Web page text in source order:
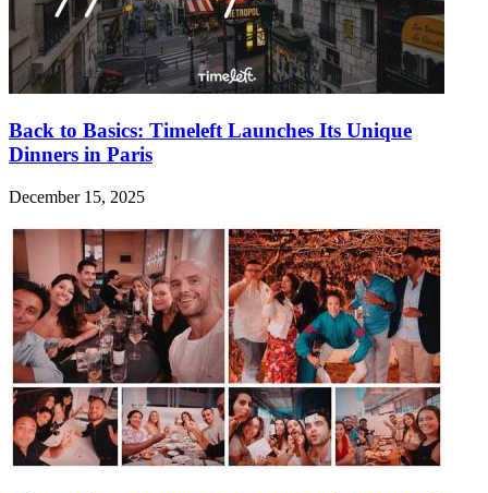
Back to Basics: Timeleft Launches Its Unique
Dinners in Paris
December 15, 2025